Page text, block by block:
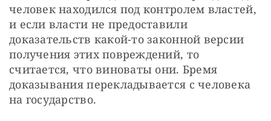
человек находился под контролем властей,
и если власти не предоставили
доказательств какой-то законной версии
получения этих повреждений, то
считается, что виноваты они. Бремя
доказывания перекладывается с человека
на государство.